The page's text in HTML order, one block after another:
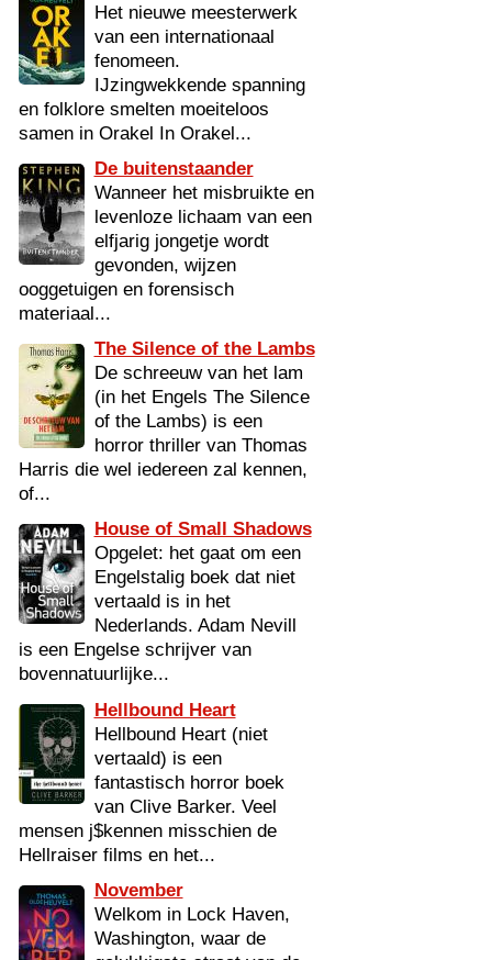
Het nieuwe meesterwerk
van een internationaal
fenomeen.
IJzingwekkende spanning
en folklore smelten moeiteloos
samen in Orakel In Orakel...
De buitenstaander
Wanneer het misbruikte en
levenloze lichaam van een
elfjarig jongetje wordt
gevonden, wijzen
ooggetuigen en forensisch
materiaal...
The Silence of the Lambs
De schreeuw van het lam
(in het Engels The Silence
of the Lambs) is een
horror thriller van Thomas
Harris die wel iedereen zal kennen,
of...
House of Small Shadows
Opgelet: het gaat om een
Engelstalig boek dat niet
vertaald is in het
Nederlands. Adam Nevill
is een Engelse schrijver van
bovennatuurlijke...
Hellbound Heart
Hellbound Heart (niet
vertaald) is een
fantastisch horror boek
van Clive Barker. Veel
mensen j$kennen misschien de
Hellraiser films en het...
November
Welkom in Lock Haven,
Washington, waar de